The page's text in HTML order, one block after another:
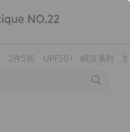
2件5折 UPF50+ 瞬涼系列